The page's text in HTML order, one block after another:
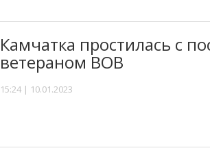
Камчатка простилась с
ветераном ВОВ
15:24 | 10.01.2023